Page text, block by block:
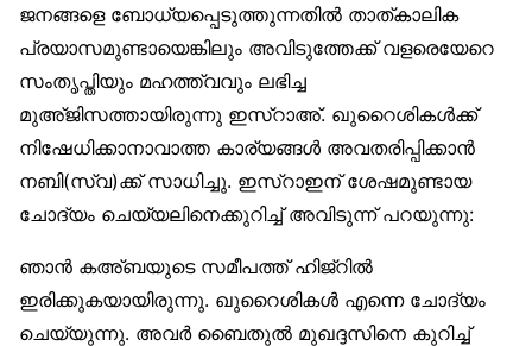
ജനങ്ങളെ ബോധ്യപ്പെടുത്തുന്നതിൽ താത്കാലിക
പ്രയാസമുണ്ടായെങ്കിലും അവിടുത്തേക്ക് വളരെയേറെ
സംതൃപ്തിയും മഹത്ത്വവും ലഭിച്ച
മുഅ്ജിസത്തായിരുന്നു ഇസ്‌റാഅ്. ഖുറൈശികൾക്ക്
നിഷേധിക്കാനാവാത്ത കാര്യങ്ങൾ അവതരിപ്പിക്കാൻ
നബി(സ്വ)ക്ക് സാധിച്ചു. ഇസ്‌റാഇന് ശേഷമുണ്ടായ
ചോദ്യം ചെയ്യലിനെക്കുറിച്ച് അവിടുന്ന് പറയുന്നു:
ഞാൻ കഅ്ബയുടെ സമീപത്ത് ഹിജ്‌റിൽ
ഇരിക്കുകയായിരുന്നു. ഖുറൈശികൾ എന്നെ ചോദ്യം
ചെയ്യുന്നു. അവർ ബൈതുൽ മുഖദ്ദസിനെ കുറിച്ച്